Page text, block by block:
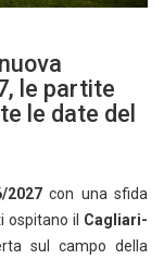
le partite
le date del
2027 con una sfida
ospitano il Cagliari-
sul campo della